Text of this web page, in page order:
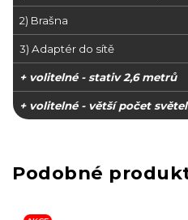
2) Brašna
3) Adaptér do sítě
+ volitelné - stativ 2,6 metrů
+ volitelné - větší počet světel